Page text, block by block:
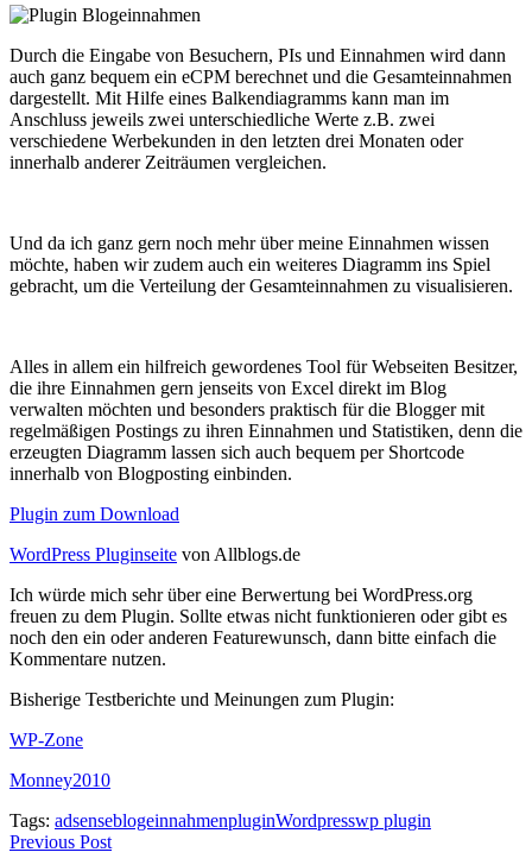
Durch die Eingabe von Besuchern, PIs und Einnahmen wird dann
auch ganz bequem ein eCPM berechnet und die Gesamteinnahmen
dargestellt. Mit Hilfe eines Balkendiagramms kann man im
Anschluss jeweils zwei unterschiedliche Werte z.B. zwei
verschiedene Werbekunden in den letzten drei Monaten oder
innerhalb anderer Zeiträumen vergleichen.
Und da ich ganz gern noch mehr über meine Einnahmen wissen
möchte, haben wir zudem auch ein weiteres Diagramm ins Spiel
gebracht, um die Verteilung der Gesamteinnahmen zu visualisieren.
Alles in allem ein hilfreich gewordenes Tool für Webseiten Besitzer,
die ihre Einnahmen gern jenseits von Excel direkt im Blog
verwalten möchten und besonders praktisch für die Blogger mit
regelmäßigen Postings zu ihren Einnahmen und Statistiken, denn die
erzeugten Diagramm lassen sich auch bequem per Shortcode
innerhalb von Blogposting einbinden.
Plugin zum Download
WordPress Pluginseite von Allblogs.de
Ich würde mich sehr über eine Berwertung bei WordPress.org
freuen zu dem Plugin. Sollte etwas nicht funktionieren oder gibt es
noch den ein oder anderen Featurewunsch, dann bitte einfach die
Kommentare nutzen.
Bisherige Testberichte und Meinungen zum Plugin:
WP-Zone
Monney2010
Tags: adsenseblogeinnahmenpluginWordpresswp plugin
Previous Post